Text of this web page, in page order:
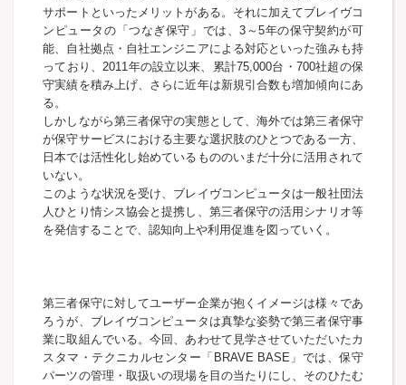
サポートといったメリットがある。それに加えてブレイヴコ
ンピュータの「つなぎ保守」では、3～5年の保守契約が可
能、自社拠点・自社エンジニアによる対応といった強みも持
っており、2011年の設立以来、累計75,000台・700社超の保
守実績を積み上げ、さらに近年は新規引合数も増加傾向にあ
る。
しかしながら第三者保守の実態として、海外では第三者保守
が保守サービスにおける主要な選択肢のひとつである一方、
日本では活性化し始めているもののいまだ十分に活用されて
いない。
このような状況を受け、ブレイヴコンピュータは一般社団法
人ひとり情シス協会と提携し、第三者保守の活用シナリオ等
を発信することで、認知向上や利用促進を図っていく。
第三者保守に対してユーザー企業が抱くイメージは様々であ
ろうが、ブレイヴコンピュータは真摯な姿勢で第三者保守事
業に取組んでいる。今回、あわせて見学させていただいたカ
スタマ・テクニカルセンター「BRAVE BASE」では、保守
パーツの管理・取扱いの現場を目の当たりにし、そのひたむ